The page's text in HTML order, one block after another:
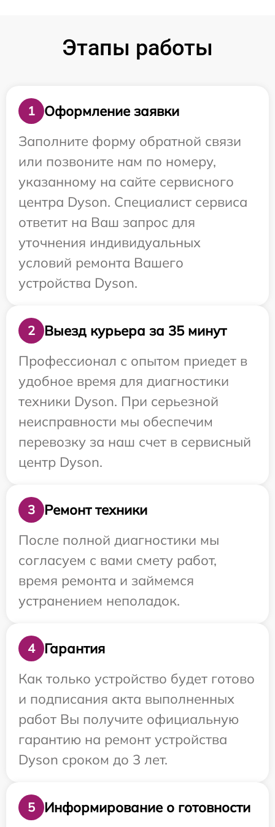
Этапы работы
1
Оформление заявки
Заполните форму обратной связи
или позвоните нам по номеру,
указанному на сайте сервисного
центра Dyson. Специалист сервиса
ответит на Ваш запрос для
уточнения индивидуальных
условий ремонта Вашего
устройства Dyson.
2
Выезд курьера за 35 минут
Профессионал с опытом приедет в
удобное время для диагностики
техники Dyson. При серьезной
неисправности мы обеспечим
перевозку за наш счет в сервисный
центр Dyson.
3
Ремонт техники
После полной диагностики мы
согласуем с вами смету работ,
время ремонта и займемся
устранением неполадок.
4
Гарантия
Как только устройство будет готово
и подписания акта выполненных
работ Вы получите официальную
гарантию на ремонт устройства
Dyson сроком до 3 лет.
5 Информирование о готовности